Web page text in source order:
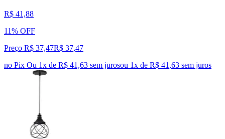
R$ 41,88
11% OFF
Preço R$ 37,47R$ 37,47
no Pix Ou 1x de R$ 41,63 sem jurosou 1x de R$ 41,63 sem juros